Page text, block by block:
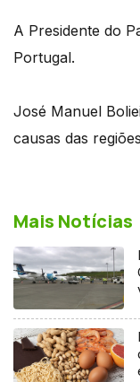
A Presidente do
Portugal.
José Manuel
causas das
Mais Notícias